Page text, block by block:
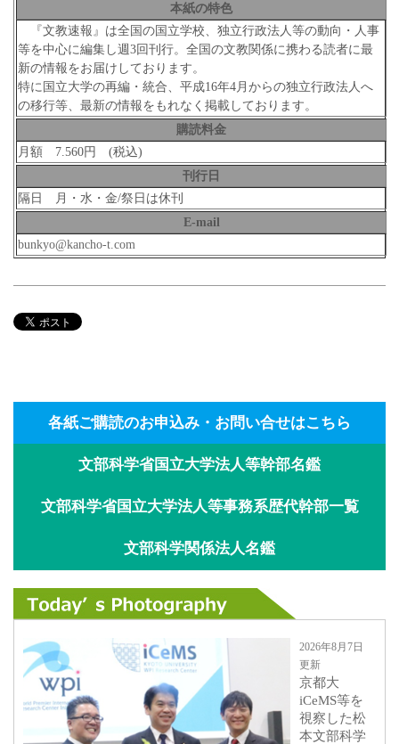
本紙の特色
『文教速報』は全国の国立学校、独立行政法人等の動向・人事
等を中心に編集し週3回刊行。全国の文教関係に携わる読者に最
新の情報をお届けしております。
特に国立大学の再編・統合、平成16年4月からの独立行政法人へ
の移行等、最新の情報をもれなく掲載しております。
購読料金
月額 7.560円 (税込)
刊行日
隔日 月・水・金/祭日は休刊
E-mail
bunkyo@kancho-t.com
各紙ご購読のお申込み・お問い合せはこちら
文部科学省国立大学法人等幹部名鑑
文部科学省国立大学法人等事務系歴代幹部一覧
文部科学関係法人名鑑
2026年8月7日
更新
京都大
iCeMS等を
視察した松
本文部科学